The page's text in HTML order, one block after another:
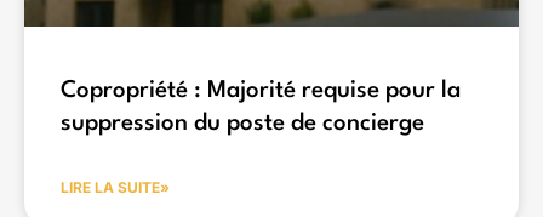
Copropriété : Majorité requise pour la
suppression du poste de concierge
LIRE LA SUITE»